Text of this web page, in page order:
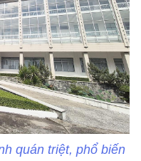
quán triệt, phổ biến